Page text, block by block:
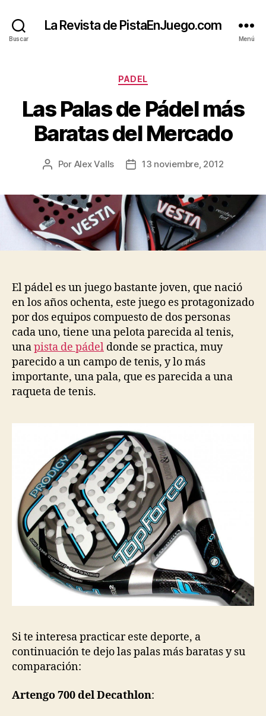
Buscar
La Revista de PistaEnJuego.com
Menú
Categorías
PADEL
Las Palas de Pádel más
Baratas del Mercado
Autor
entrada
Por Alex Valls
Fecha
entrada
13 noviembre, 2012
El pádel es un juego bastante joven, que nació
en los años ochenta, este juego es protagonizado
por dos equipos compuesto de dos personas
cada uno, tiene una pelota parecida al tenis,
unapista de pádel donde se practica, muy
parecido a un campo de tenis, y lo más
importante, una pala, que es parecida a una
raqueta de tenis.
Si te interesa practicar este deporte, a
continuación te dejo las palas más baratas y su
comparación:
Artengo 700 del Decathlon: